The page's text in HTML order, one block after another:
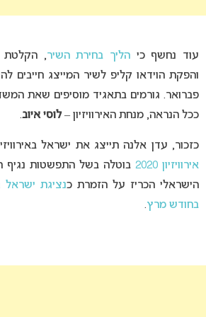
עוד נחשף כי הליך בחירת השיר, הקלטת
והפקת הוידאו קליפ לשיר המייצג חייבים
פברואר. גורמים בתאגיד מוסיפים שאת
ככל הנראה, מנחת האירוויזיון –לוסי איוב.
כזכור, עדן אלנה תייצג את ישראל באירוויזיון 2021 לאחר
אירוויזיון 2020
בוטלה בשל התפשטות נגיף
הישראלי הכריז על הזמרת כנציגת ישראל
בחודש מרץ.